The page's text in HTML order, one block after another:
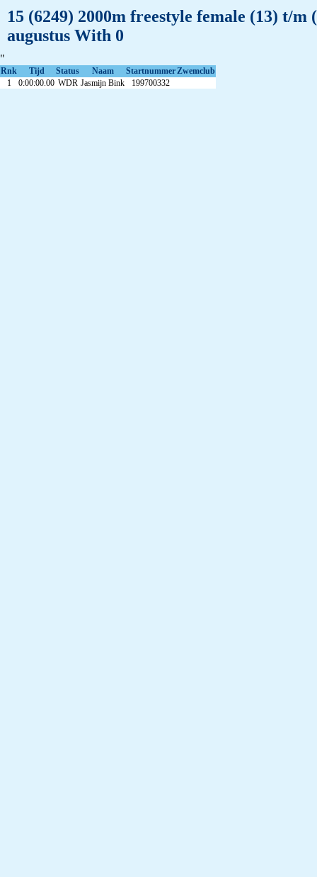
15 (6249) 2000m freestyle female (13) t/
augustus With 0
"
Rnk Tijd Status Naam StartnummerZwemclub
1
0:00:00.00 WDR Jasmijn Bink 199700332